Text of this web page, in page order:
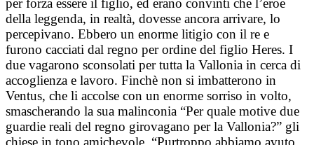
per forza essere il figlio, ed erano convinti che l’eroe
della leggenda, in realtà, dovesse ancora arrivare, lo
percepivano. Ebbero un enorme litigio con il re e
furono cacciati dal regno per ordine del figlio Heres. I
due vagarono sconsolati per tutta la Vallonia in cerca di
accoglienza e lavoro. Finchè non si imbatterono in
Ventus, che li accolse con un enorme sorriso in volto,
smascherando la sua malinconia “Per quale motive due
guardie reali del regno girovagano per la Vallonia?” gli